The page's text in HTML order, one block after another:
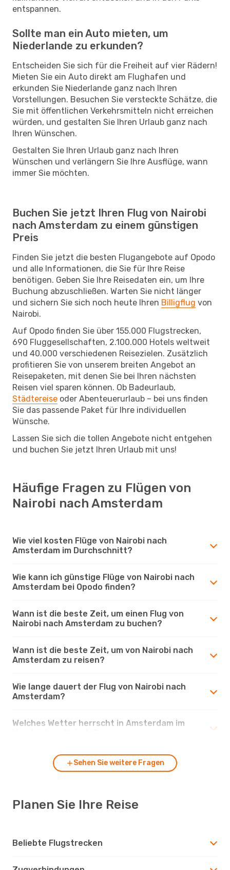
entspannen.
Sollte man ein Auto mieten, um
Niederlande zu erkunden?
Entscheiden Sie sich für die Freiheit auf vier Rädern!
Mieten Sie ein Auto direkt am Flughafen und
erkunden Sie Niederlande ganz nach Ihren
Vorstellungen. Besuchen Sie versteckte Schätze, die
Sie mit öffentlichen Verkehrsmitteln nicht erreichen
würden, und gestalten Sie Ihren Urlaub ganz nach
Ihren Wünschen.
Gestalten Sie Ihren Urlaub ganz nach Ihren
Wünschen und verlängern Sie Ihre Ausflüge, wann
immer Sie möchten.
Buchen Sie jetzt Ihren Flug von Nairobi
nach Amsterdam zu einem günstigen
Preis
Finden Sie jetzt die besten Flugangebote auf Opodo
und alle Informationen, die Sie für Ihre Reise
benötigen. Geben Sie Ihre Reisedaten ein, um Ihre
Buchung abzuschließen. Warten Sie nicht länger
und sichern Sie sich noch heute Ihren Billigflug von
Nairobi.
Auf Opodo finden Sie über 155.000 Flugstrecken,
690 Fluggesellschaften, 2.100.000 Hotels weltweit
und 40.000 verschiedenen Reisezielen. Zusätzlich
profitieren Sie von unserem breiten Angebot an
Reisepaketen, mit denen Sie bei Ihren nächsten
Reisen viel sparen können. Ob Badeurlaub,
Städtereise oder Abenteuerurlaub – bei uns finden
Sie das passende Paket für Ihre individuellen
Wünsche.
Lassen Sie sich die tollen Angebote nicht entgehen
und buchen Sie jetzt Ihren Urlaub mit uns!
Häufige Fragen zu Flügen von
Nairobi nach Amsterdam
Wie viel kosten Flüge von Nairobi nach
Amsterdam im Durchschnitt?
Wie kann ich günstige Flüge von Nairobi nach
Amsterdam bei Opodo finden?
Wann ist die beste Zeit, um einen Flug von
Nairobi nach Amsterdam zu buchen?
Wann ist die beste Zeit, um von Nairobi nach
Amsterdam zu reisen?
Wie lange dauert der Flug von Nairobi nach
Amsterdam?
Welches Wetter herrscht in Amsterdam im
Sehen Sie weitere Fragen
Planen Sie Ihre Reise
Beliebte Flugstrecken